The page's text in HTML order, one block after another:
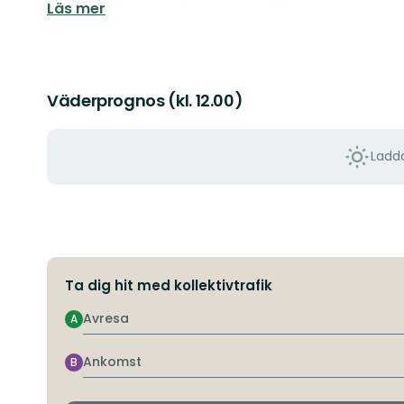
Läs mer
Väderprognos (kl. 12.00)
Ta dig hit med kollektivtrafik
Avresa
A
Ankomst
B